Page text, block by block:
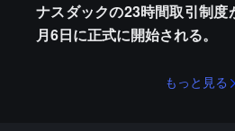
ナスダックの23時間取引制
月6日に正式に開始される。
もっと見る